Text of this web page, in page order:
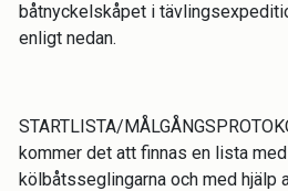
båtnyckelskåpet i
enligt nedan.
STARTLISTA/
kommer det att finnas en lista
kölbåtsseglingarna och med hjälp